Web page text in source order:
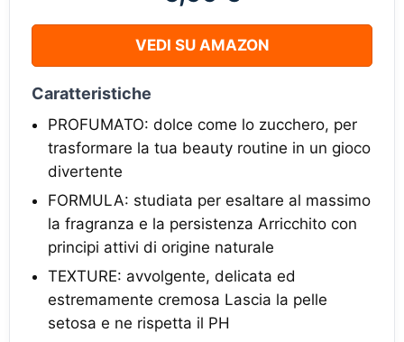
VEDI SU AMAZON
Caratteristiche
PROFUMATO: dolce come lo zucchero, per
trasformare la tua beauty routine in un gioco
divertente
FORMULA: studiata per esaltare al massimo
la fragranza e la persistenza Arricchito con
principi attivi di origine naturale
TEXTURE: avvolgente, delicata ed
estremamente cremosa Lascia la pelle
setosa e ne rispetta il PH